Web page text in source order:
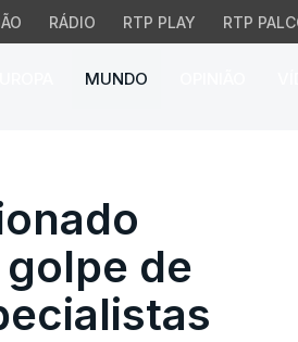
RÁDIO RTP PLAY RTP
MUNDO
de